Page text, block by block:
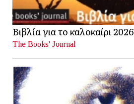
Βιβλία για το καλοκαίρι 2026
The Books' Journal